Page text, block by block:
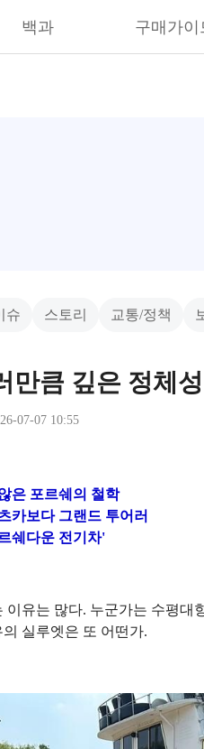
백과 구매가이
슈 스토리 교통/정책
만큼 깊은 정체
07-07 10:55
은 포르쉐의 철학
카보다 그랜드 투어러
쉐다운 전기차'
유는 많다. 누군가는 수평대
실루엣은 또 어떤가.